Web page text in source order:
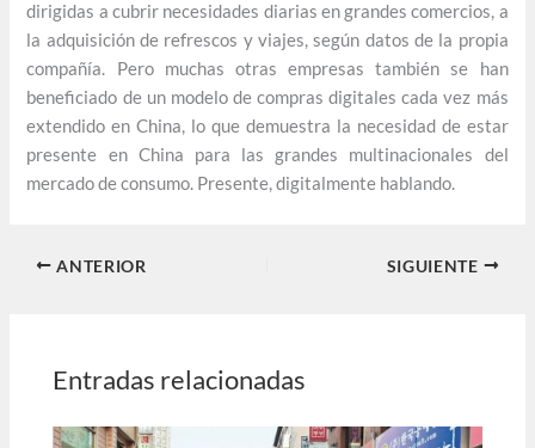
dirigidas a cubrir necesidades diarias en grandes comercios, a
la adquisición de refrescos y viajes, según datos de la propia
compañía. Pero muchas otras empresas también se han
beneficiado de un modelo de compras digitales cada vez más
extendido en China, lo que demuestra la necesidad de estar
presente en China para las grandes multinacionales del
mercado de consumo. Presente, digitalmente hablando.
ANTERIOR SIGUIENTE
Entradas relacionadas